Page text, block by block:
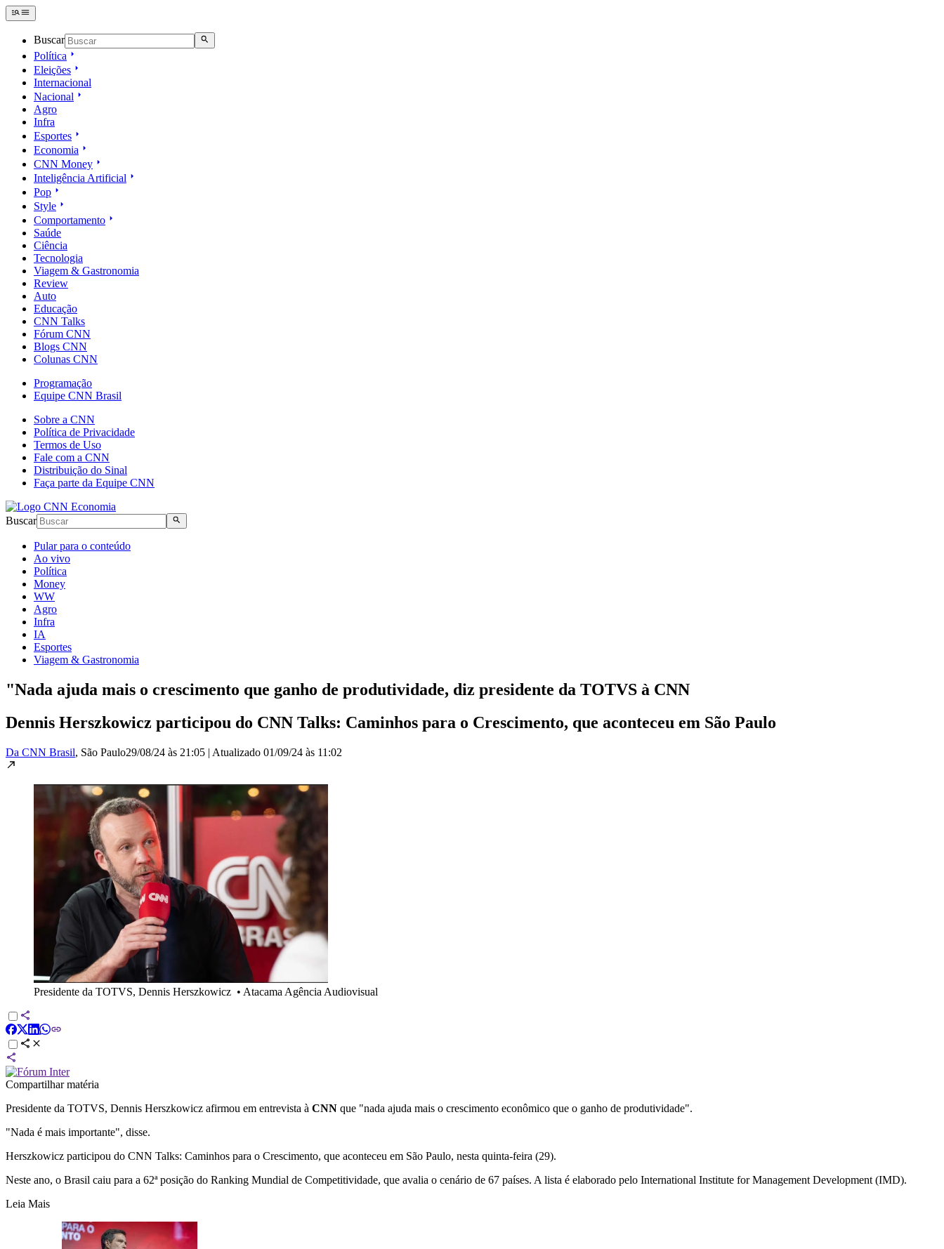
Buscar
Política
Eleições
Internacional
Nacional
Agro
Infra
Esportes
Economia
CNN Money
Inteligência Artificial
Pop
Style
Comportamento
Saúde
Ciência
Tecnologia
Viagem & Gastronomia
Review
Auto
Educação
CNN Talks
Fórum CNN
Blogs CNN
Colunas CNN
Programação
Equipe CNN Brasil
Sobre a CNN
Política de Privacidade
Termos de Uso
Fale com a CNN
Distribuição do Sinal
Faça parte da Equipe CNN
Buscar
Pular para o conteúdo
Ao vivo
Política
Money
WW
Agro
Infra
IA
Esportes
Viagem & Gastronomia
"Nada ajuda mais o crescimento que ganho de produtividade, diz presidente da TOTVS à CNN
Dennis Herszkowicz participou do CNN Talks: Caminhos para o Crescimento, que aconteceu em São Paulo
Da CNN Brasil, São Paulo29/08/24 às 21:05 | Atualizado 01/09/24 às 11:02
Presidente da TOTVS, Dennis Herszkowicz • Atacama Agência Audiovisual
Compartilhar matéria
Presidente da TOTVS, Dennis Herszkowicz afirmou em entrevista à CNN que "nada ajuda mais o crescimento econômico que o ganho de produtividade".
"Nada é mais importante", disse.
Herszkowicz participou do CNN Talks: Caminhos para o Crescimento, que aconteceu em São Paulo, nesta quinta-feira (29).
Neste ano, o Brasil caiu para a 62ª posição do Ranking Mundial de Competitividade, que avalia o cenário de 67 países. A lista é elaborado pelo International Institute for Management Development (IMD).
Leia Mais